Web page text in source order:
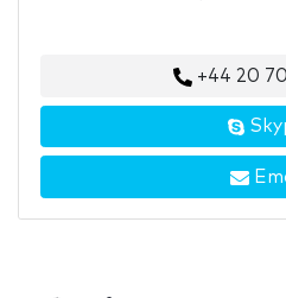
+44 20